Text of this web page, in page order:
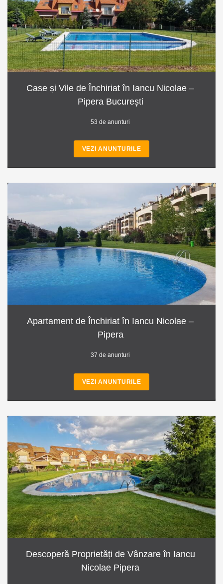
Case și Vile de Închiriat în Iancu Nicolae –
Pipera București
53 de anunturi
VEZI ANUNTURILE
Apartament de Închiriat în Iancu Nicolae –
Pipera
37 de anunturi
VEZI ANUNTURILE
Descoperă Proprietăți de Vânzare în Iancu
Nicolae Pipera